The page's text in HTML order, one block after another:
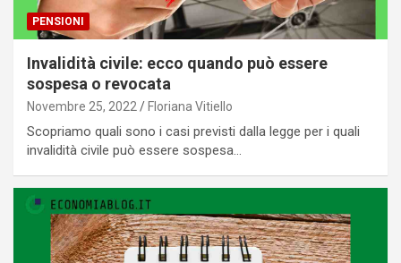
PENSIONI
Invalidità civile: ecco quando può essere
sospesa o revocata
Novembre 25, 2022 Floriana Vitiello
Scopriamo quali sono i casi previsti dalla legge per i quali
invalidità civile può essere sospesa…